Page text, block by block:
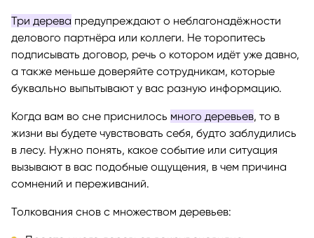
Три дерева предупреждают о неблагонадёжности
делового партнёра или коллеги. Не торопитесь
подписывать договор, речь о котором идёт уже давно,
а также меньше доверяйте сотрудникам, которые
буквально выпытывают у вас разную информацию.
Когда вам во сне приснилось много деревьев, то в
жизни вы будете чувствовать себя, будто заблудились
в лесу. Нужно понять, какое событие или ситуация
вызывают в вас подобные ощущения, в чем причина
сомнений и переживаний.
Толкования снов с множеством деревьев: